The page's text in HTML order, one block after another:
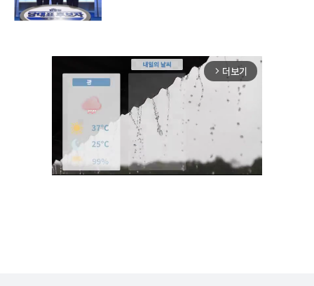
arrow_forward_ios 더보기